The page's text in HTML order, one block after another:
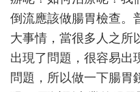
倒流應該做腸胃檢查。
大事情，當很多人之所
出現了問題，很容易出
問題，所以做一下腸胃